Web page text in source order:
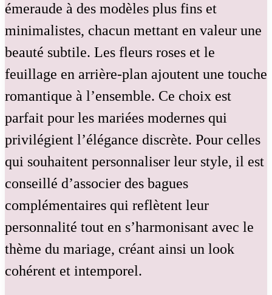
émeraude à des modèles plus fins et
minimalistes, chacun mettant en valeur une
beauté subtile. Les fleurs roses et le
feuillage en arrière-plan ajoutent une touche
romantique à l’ensemble. Ce choix est
parfait pour les mariées modernes qui
privilégient l’élégance discrète. Pour celles
qui souhaitent personnaliser leur style, il est
conseillé d’associer des bagues
complémentaires qui reflètent leur
personnalité tout en s’harmonisant avec le
thème du mariage, créant ainsi un look
cohérent et intemporel.